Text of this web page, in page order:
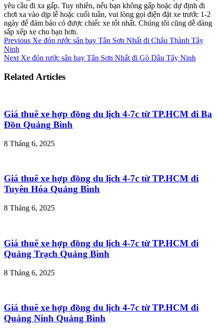
yêu cầu đi xa gấp. Tuy nhiên, nếu bạn không gấp hoặc dự định đi
chơi xa vào dịp lễ hoặc cuối tuần, vui lòng gọi điện đặt xe trước 1-2
ngày để đảm bảo có được chiếc xe tốt nhất. Chúng tôi cũng dễ dàng
sắp xếp xe cho bạn hơn.
Previous Xe đón rước sân bay Tân Sơn Nhất đi Châu Thành Tây
Ninh
Next Xe đón rước sân bay Tân Sơn Nhất đi Gò Dầu Tây Ninh
Related Articles
Giá thuê xe hợp đồng du lịch 4-7c từ TP.HCM đi Ba
Đồn Quảng Bình
8 Tháng 6, 2025
Giá thuê xe hợp đồng du lịch 4-7c từ TP.HCM đi
Tuyên Hóa Quảng Bình
8 Tháng 6, 2025
Giá thuê xe hợp đồng du lịch 4-7c từ TP.HCM đi
Quảng Trạch Quảng Bình
8 Tháng 6, 2025
Giá thuê xe hợp đồng du lịch 4-7c từ TP.HCM đi
Quảng Ninh Quảng Bình